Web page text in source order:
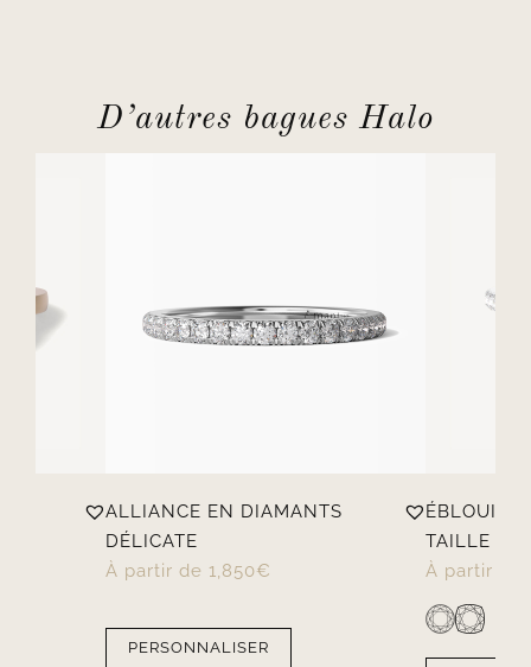
D’autres bagues Halo
ALLIANCE EN DIAMANTS
DÉLICATE
À partir de 1,850€
PERSONNALISER
TAILLE
À partir de